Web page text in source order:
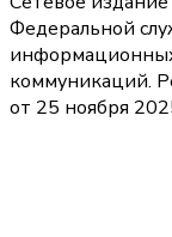
Федеральной
коммуникаций.
от 25 ноября